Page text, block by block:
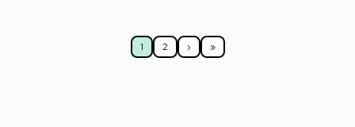
Jelenlegi
1
Oldal
2
Következő
›
Utolsó
»